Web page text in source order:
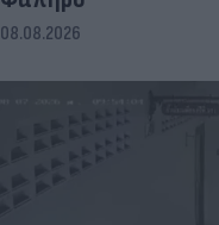
08.08.2026